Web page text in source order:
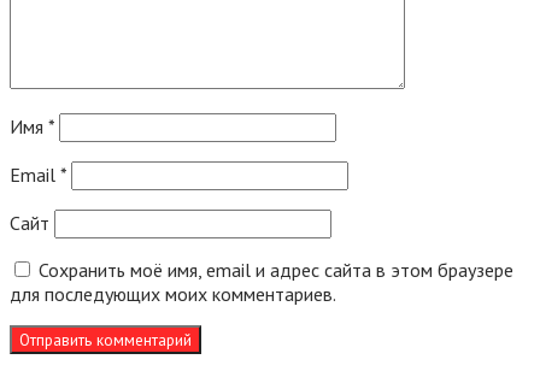
Имя *
Email *
Сайт
Сохранить моё имя, email и адрес сайта в этом браузере
для последующих моих комментариев.